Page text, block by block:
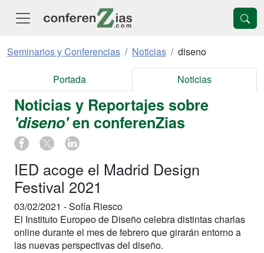
Seminarios y Conferencias Noticias diseno
Portada Noticias
Noticias y Reportajes sobre
'diseno'en conferenZias
IED acoge el Madrid Design
Festival 2021
03/02/2021 -Sofía Riesco
El Instituto Europeo de Diseño celebra distintas charlas
online durante el mes de febrero que girarán entorno a
las nuevas perspectivas del diseño.